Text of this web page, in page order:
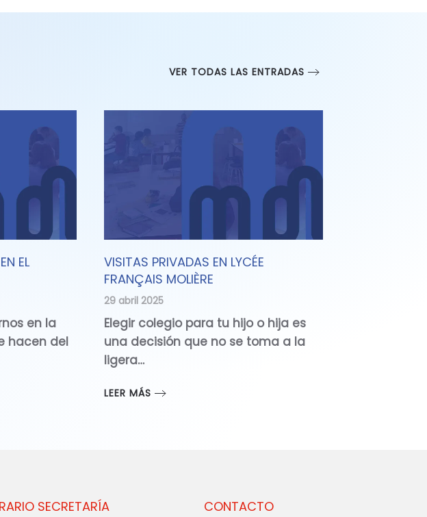
VER TODAS LAS ENTRADAS
EL
en la
hacen del
VISITAS PRIVADAS EN LYCÉE
FRANÇAIS MOLIÈRE
29 abril 2025
Elegir colegio para tu hijo o hija es
una decisión que no se toma a la
ligera…
LEER MÁS
CONTACTO
SECRETARÍA